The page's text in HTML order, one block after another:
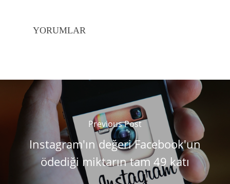
YORUMLAR
Previous Post
Instagram'ın değeri Facebook'un
ödediği miktarın tam 49 katı